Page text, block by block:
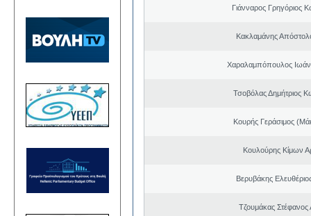
Γιάνναρος Γρηγόριος
Κακλαμάνης
Χαραλαμπόπουλος
Τσοβόλας Δημήτριος
Κουρής Γεράσιμος
Κουλούρης Κίμων
Βερυβάκης
Τζουμάκας Στέφανος